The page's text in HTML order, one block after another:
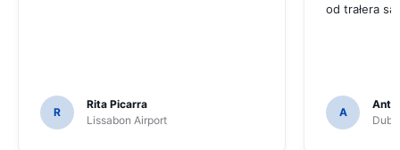
R
Rita Picarra
Lissabon Airport
od trałera
A